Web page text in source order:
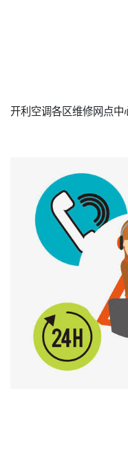
开利空调各区维修网点中